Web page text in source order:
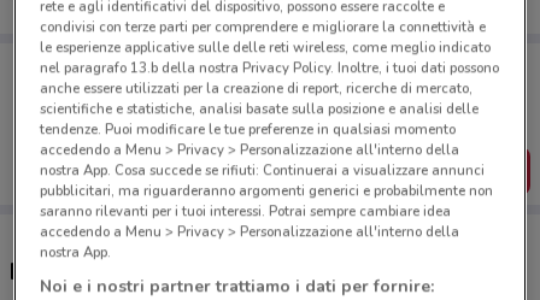
Porta DoveConviene sempre con te!
Puoi trovare le migliori offerte dei negozi vicino a te,
salvarle e creare la tua lista del risparmio, comodamente
dal tuo cellulare.
SCARICA L’APP
Negozi PosteMobile a Torino
rete e agli identificativi del dispositivo, possono essere raccolte e
condivisi con terze parti per comprendere e migliorare la connettività e
le esperienze applicative sulle delle reti wireless, come meglio indicato
nel paragrafo 13.b della nostra Privacy Policy. Inoltre, i tuoi dati possono
anche essere utilizzati per la creazione di report, ricerche di mercato,
scientifiche e statistiche, analisi basate sulla posizione e analisi delle
tendenze. Puoi modificare le tue preferenze in qualsiasi momento
accedendo a Menu > Privacy > Personalizzazione all'interno della
nostra App. Cosa succede se rifiuti: Continuerai a visualizzare annunci
pubblicitari, ma riguarderanno argomenti generici e probabilmente non
saranno rilevanti per i tuoi interessi. Potrai sempre cambiare idea
accedendo a Menu > Privacy > Personalizzazione all'interno della
nostra App.
Noi e i nostri partner trattiamo i dati per fornire: